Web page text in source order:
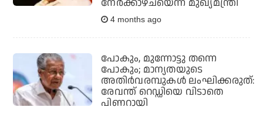
നേര്‍ക്കാഴ്ചയെന്ന് മുഖ്യമന്ത്രി
4 months ago
പോകും, മുന്നോട്ടു തന്നെ
പോകും; മാന്യതയുടെ
അതിര്‍വരമ്പുകള്‍ ലംഘിക്കരുത്:
രേവന്ത് റെഡ്ഡിയെ വിടാതെ
പിണറായി